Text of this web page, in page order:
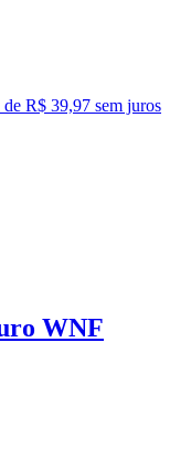
de R$ 39,97 sem juros
WNF